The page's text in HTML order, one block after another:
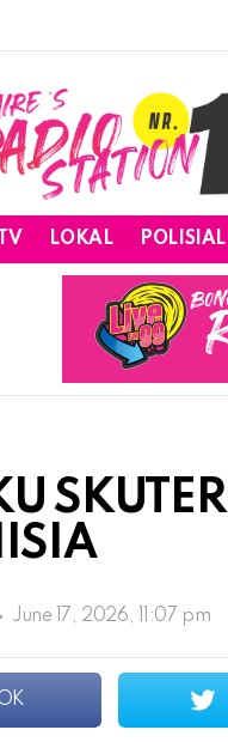
TV LOKAL POLISIAL
June 17, 2026, 11:07 pm